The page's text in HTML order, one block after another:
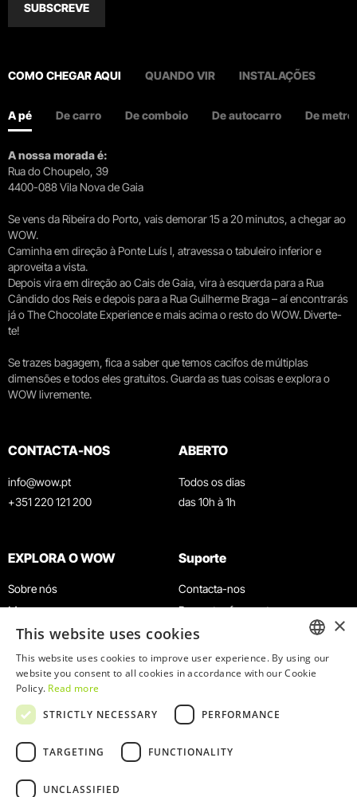
SUBSCREVE
COMO CHEGAR AQUI QUANDO VIR INSTALAÇÕES
A pé De carro De comboio De autocarro De metro
A nossa morada é:
Rua do Choupelo, 39
4400-088 Vila Nova de Gaia
Se vens da Ribeira do Porto, vais demorar 15 a 20 minutos, a chegar ao
WOW.
Caminha em direção à Ponte Luís I, atravessa o tabuleiro inferior e
aproveita a vista.
Depois vira em direção ao Cais de Gaia, vira à esquerda para a Rua
Cândido dos Reis e depois para a Rua Guilherme Braga – aí encontrarás
já o The Chocolate Experience e mais acima o resto do WOW. Diverte-
te!
Se trazes bagagem, fica a saber que temos cacifos de múltiplas
dimensões e todos eles gratuitos. Guarda as tuas coisas e explora o
WOW livremente.
CONTACTA-NOS
info@wow.pt
+351 220 121 200
ABERTO
Todos os dias
das 10h à 1h
EXPLORA O WOW
Sobre nós
Museus
Agenda
Notícias
Restaurantes
Cartão WOW
Grupos e Eventos
Serviço Educativo
Suporte
Contacta-nos
Perguntas frequentes
Termos e Condições
Política de privacidade e cookies
Trabalha connosco
Livro de reclamações
ENGLISH
×
This website uses cookies
This website uses cookies to improve user experience. By using our
website you consent to all cookies in accordance with our Cookie
Policy. Read more
STRICTLY NECESSARY
PERFORMANCE
TARGETING FUNCTIONALITY
UNCLASSIFIED